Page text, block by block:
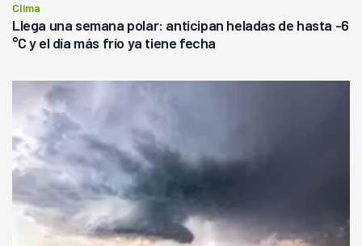
Clima
Llega una semana polar: anticipan heladas de hasta -6
°C y el día más frío ya tiene fecha